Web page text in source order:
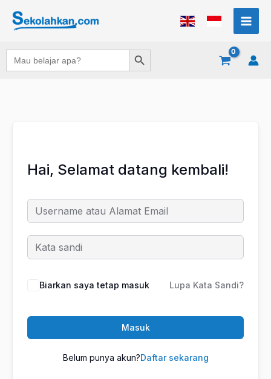
Search
for:
Search Button
Hai, Selamat datang kembali!
Biarkan saya tetap masuk Lupa Kata Sandi?
Masuk
Belum punya akun?Daftar sekarang